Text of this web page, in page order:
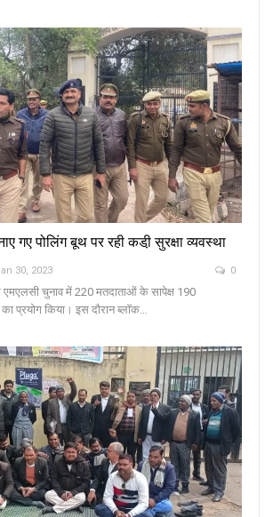
गए पोलिंग बूथ पर रही कडी़ सुरक्षा व्यवस्था
30, 2023 0
चुनाव में 220 मतदाताओं के सापेक्ष 190
प्रयोग किया। इस दौरान ब्लाॅक…